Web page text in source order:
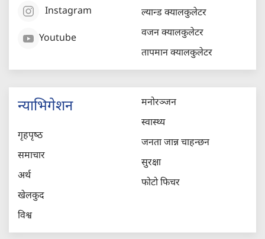
Instagram
Youtube
ल्यान्ड क्यालकुलेटर
वजन क्यालकुलेटर
तापमान क्यालकुलेटर
न्याभिगेशन
गृहपृष्‍ठ
समाचार
अर्थ
खेलकुद
विश्व
मनोरञ्जन
स्वास्थ्य
जनता जान्न चाहन्छन
सुरक्षा
फोटो फिचर